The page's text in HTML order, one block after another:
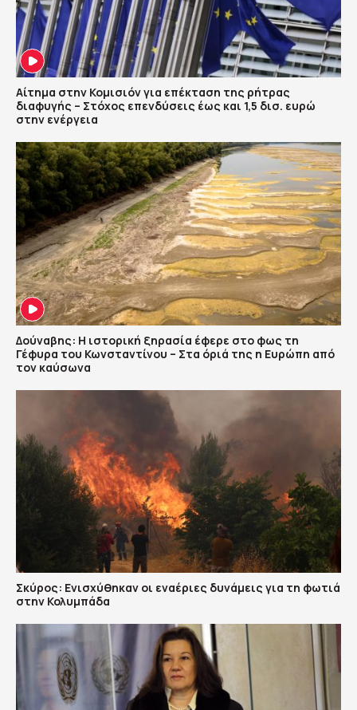
Αίτημα στην Κομισιόν για επέκταση της ρήτρας
διαφυγής – Στόχος επενδύσεις έως και 1,5 δισ. ευρώ
στην ενέργεια
Δούναβης: Η ιστορική ξηρασία έφερε στο φως τη
Γέφυρα του Κωνσταντίνου – Στα όριά της η Ευρώπη από
τον καύσωνα
Σκύρος: Ενισχύθηκαν οι εναέριες δυνάμεις για τη φωτιά
στην Κολυμπάδα